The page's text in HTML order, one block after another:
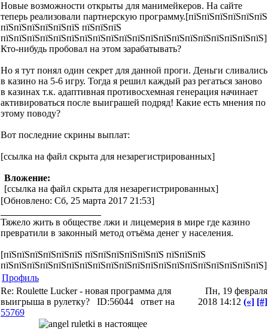
Новые возможности открыты для манимейкеров. На сайте
теперь реализовали партнерскую программу.[пїЅпїЅпїЅпїЅпїЅпїЅ
пїЅпїЅпїЅпїЅпїЅпїЅ пїЅпїЅпїЅ
пїЅпїЅпїЅпїЅпїЅпїЅпїЅпїЅпїЅпїЅпїЅпїЅпїЅпїЅпїЅпїЅпїЅпїЅпїЅпїЅ]
Кто-нибудь пробовал на этом зарабатывать?
Но я тут понял один секрет для данной проги. Деньги сливались
в казино на 5-6 игру. Тогда я решил каждый раз регаться заново
в казинах т.к. адаптивная противосхемная генерация начинает
активироваться после выиграшей подряд! Какие есть мнения по
этому поводу?
Вот последние скрины выплат:
[ссылка на файл скрыта для незарегистрированных]
Вложение:
[ссылка на файл скрыта для незарегистрированных]
[Обновлено: Сб, 25 марта 2017 21:53]
Тяжело жить в обществе лжи и лицемерия в мире где казино
превратили в законный метод отъёма денег у населения.
[пїЅпїЅпїЅпїЅпїЅпїЅ пїЅпїЅпїЅпїЅпїЅпїЅ пїЅпїЅпїЅ
пїЅпїЅпїЅпїЅпїЅпїЅпїЅпїЅпїЅпїЅпїЅпїЅпїЅпїЅпїЅпїЅпїЅпїЅпїЅпїЅ]
Профиль
Re: Roulette Lucker - новая программа для
выигрыша в рулетку?
ID:56044 ответ на
55769
Пн, 19 февраля
2018 14:12 («] [#]